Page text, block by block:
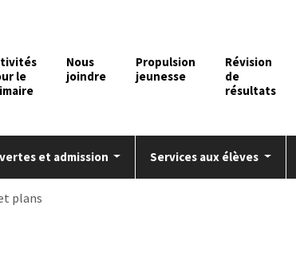
le
Nous
joindre
Propulsion
jeunesse
Révision
de
résultats
et admission Services aux élèves
plans